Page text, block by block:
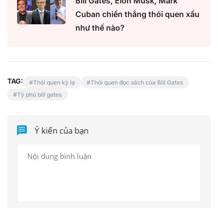
Cuban chiến thắng thói quen xấu
như thế nào?
TAG: Thói quen kỳ lạ
Thói quen đọc sách của Bill Gates
Tỷ phú bill gates
Ý kiến của bạn